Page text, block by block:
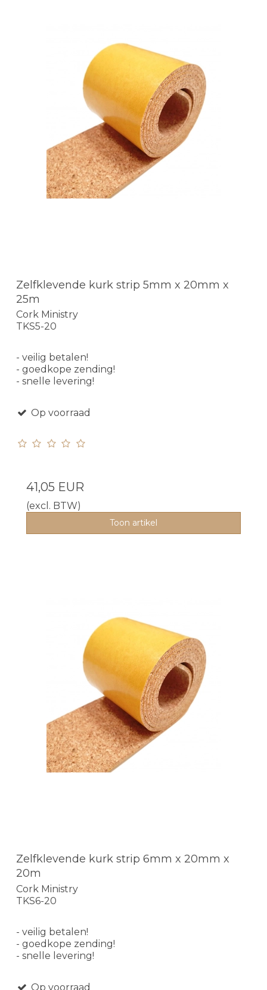
Zelfklevende kurk strip 5mm x 20mm x
25m
Cork Ministry
TKS5-20
- veilig betalen!
- goedkope zending!
- snelle levering!
Op voorraad
41,05 EUR
(excl. BTW)
Toon artikel
Zelfklevende kurk strip 6mm x 20mm x
20m
Cork Ministry
TKS6-20
- veilig betalen!
- goedkope zending!
- snelle levering!
Op voorraad